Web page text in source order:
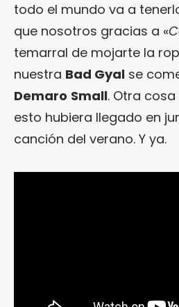
todo el mundo va a
que nosotros gracias a «
temarral de mojarte la
nuestra Bad Gyal se
Demaro Small. Otra
esto hubiera llegado en
canción del verano. Y ya.